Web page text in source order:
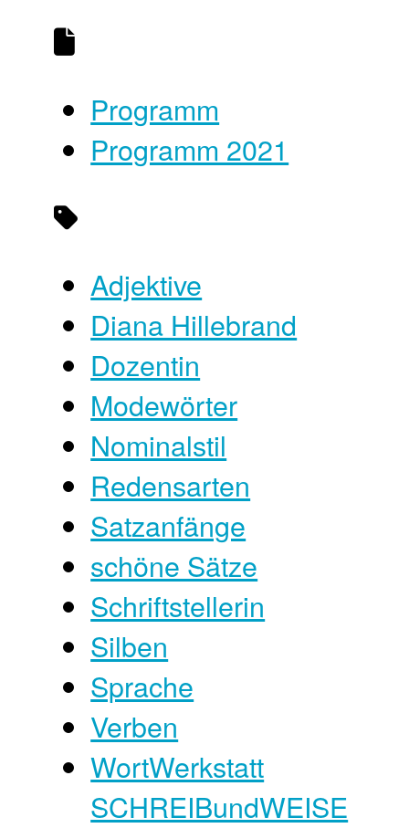
Programm
Programm 2021
Adjektive
Diana Hillebrand
Dozentin
Modewörter
Nominalstil
Redensarten
Satzanfänge
schöne Sätze
Schriftstellerin
Silben
Sprache
Verben
WortWerkstatt
SCHREIBundWEISE